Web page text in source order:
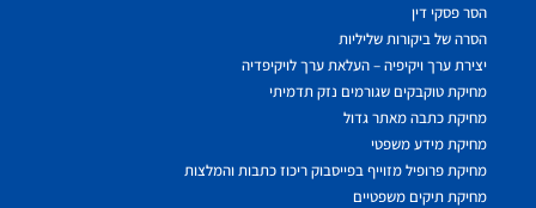
הסר פסקי דין
הסרה של ביקורות שליליות
יצירת ערך ויקיפיה – העלאת ערך לויקיפדיה
מחיקת טוקבקים שגורמים נזק תדמיתי
מחיקת כתבה מאתר גדול
מחיקת מידע משפטי
מחיקת פרופיל מזוייף בפייסבוק ריכוז כתבות והמלצות
מחיקת תיקים משפטיים